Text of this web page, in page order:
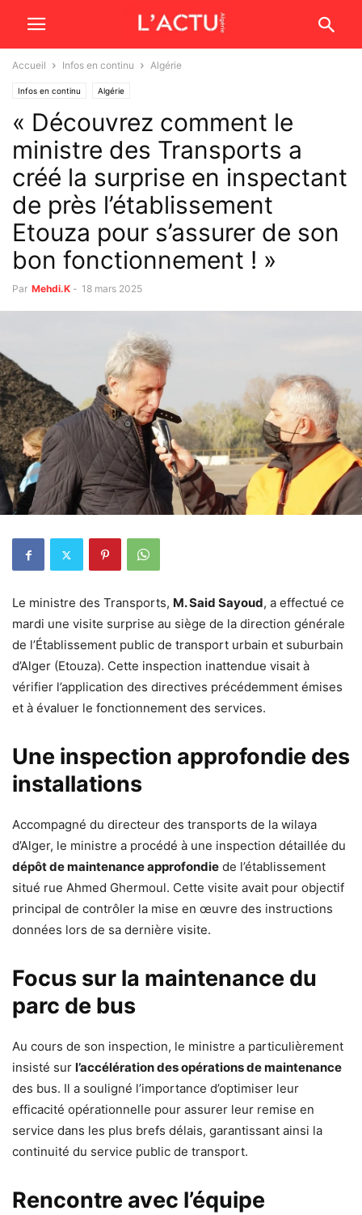
Accueil Infos en continu Algérie
Infos en continu Algérie
« Découvrez comment le
ministre des Transports a
créé la surprise en inspectant
de près l’établissement
Etouza pour s’assurer de son
bon fonctionnement ! »
Par Mehdi.K - 18 mars 2025
Le ministre des Transports, M. Said Sayoud, a effectué ce
mardi une visite surprise au siège de la direction générale
de l’Établissement public de transport urbain et suburbain
d’Alger (Etouza). Cette inspection inattendue visait à
vérifier l’application des directives précédemment émises
et à évaluer le fonctionnement des services.
Une inspection approfondie des
installations
Accompagné du directeur des transports de la wilaya
d’Alger, le ministre a procédé à une inspection détaillée du
dépôt de maintenance approfondie de l’établissement
situé rue Ahmed Ghermoul. Cette visite avait pour objectif
principal de contrôler la mise en œuvre des instructions
données lors de sa dernière visite.
Focus sur la maintenance du
parc de bus
Au cours de son inspection, le ministre a particulièrement
insisté sur l’accélération des opérations de maintenance
des bus. Il a souligné l’importance d’optimiser leur
efficacité opérationnelle pour assurer leur remise en
service dans les plus brefs délais, garantissant ainsi la
continuité du service public de transport.
Rencontre avec l’équipe